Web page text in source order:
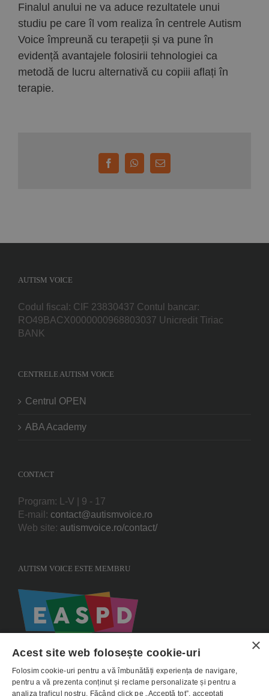
Finalul anului ne va aduce rezultatele unui
studiu pe care îl vom realiza în centrele Autism
Voice împreună cu terapeții și va pune în
evidență avantajele folosirii tehnologiei ca
metodă de lucru alternativă cu copiii aflați în
terapie.
FacebookWhatsApp
E-
mail:
AUTISM VOICE
Codul fiscal: CIF 23830437 Contul bancar:
RO49BACX0000000968803037 Unicredit Tiriac
BANK
CENTRELE AUTISM VOICE
Centrul OPEN
ABA Academy
CONTACT
Program: L-V | 9 - 17
E-mail: contact@autismvoice.ro
Web site: autismvoice.ro/contact/
AUTISM VOICE ESTE MEMBRU
×
Acest site web folosește cookie-uri
Folosim cookie-uri pentru a vă îmbunătăți experiența de navigare,
pentru a vă prezenta conținut și reclame personalizate și pentru a
analiza traficul nostru. Făcând click pe „Acceptă tot”, acceptați